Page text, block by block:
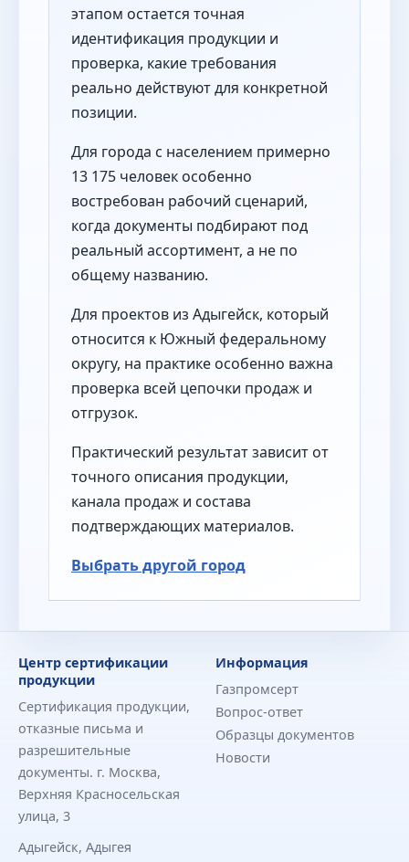
этапом остается точная
идентификация продукции и
проверка, какие требования
реально действуют для конкретной
позиции.
Для города с населением примерно
13 175 человек особенно
востребован рабочий сценарий,
когда документы подбирают под
реальный ассортимент, а не по
общему названию.
Для проектов из Адыгейск, который
относится к Южный федеральному
округу, на практике особенно важна
проверка всей цепочки продаж и
отгрузок.
Практический результат зависит от
точного описания продукции,
канала продаж и состава
подтверждающих материалов.
Выбрать другой город
Центр сертификации
продукции
Сертификация продукции,
отказные письма и
разрешительные
документы. г. Москва,
Верхняя Красносельская
улица, 3
Адыгейск, Адыгея
Информация
Газпромсерт
Вопрос-ответ
Образцы документов
Новости